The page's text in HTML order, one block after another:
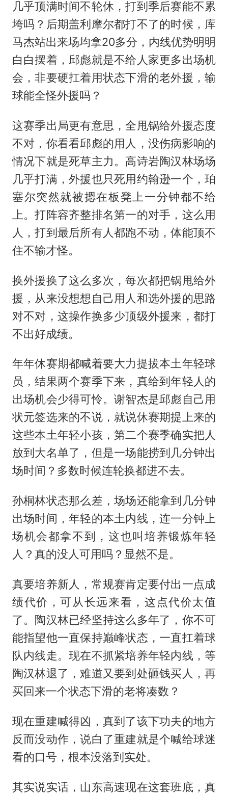
几乎顶满时间不轮休，打到季后赛能不累
垮吗？后期盖利摩尔都打不了的时候，库
马杰站出来场均拿20多分，内线优势明明
白白摆着，邱彪就是不给人家更多出场机
会，非要硬扛着用状态下滑的老外援，输
球能全怪外援吗？
这赛季出局更有意思，全甩锅给外援态度
不对，你看看邱彪的用人，没伤病影响的
情况下就是死草主力。高诗岩陶汉林场场
几乎打满，外援也只死用约翰逊一个，珀
塞尔突然就被摁在板凳上一分钟都不给
上。打阵容齐整排名第一的对手，这么用
人，打到最后所有人都跑不动，体能顶不
住不输才怪。
换外援换了这么多次，每次都把锅甩给外
援，从来没想想自己用人和选外援的思路
对不对，这操作换多少顶级外援来，都打
不出好成绩。
年年休赛期都喊着要大力提拔本土年轻球
员，结果两个赛季下来，真给到年轻人的
出场机会少得可怜。谢智杰是邱彪自己用
状元签选来的不说，就说休赛期提上来的
这些本土年轻小孩，第二个赛季确实把人
放到大名单了，但是一场能捞到几分钟出
场时间？多数时候连轮换都进不去。
孙桐林状态那么差，场场还能拿到几分钟
出场时间，年轻的本土内线，连一分钟上
场机会都拿不到，这也叫培养锻炼年轻
人？真的没人可用吗？显然不是。
真要培养新人，常规赛肯定要付出一点成
绩代价，可从长远来看，这点代价太值
了。陶汉林已经坚持这么多年了，你不可
能指望他一直保持巅峰状态，一直扛着球
队内线走。现在不抓紧培养年轻内线，等
陶汉林退了，难道又要到处砸钱买人，再
买回来一个状态下滑的老将凑数？
现在重建喊得凶，真到了该下功夫的地方
反而没动作，说白了重建就是个喊给球迷
看的口号，根本没落到实处。
其实说实话，山东高速现在这套班底，真